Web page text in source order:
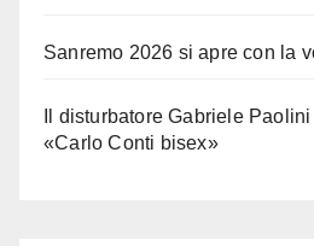
Sanremo 2026 si apre con la
Il disturbatore Gabriele
«Carlo Conti bisex»